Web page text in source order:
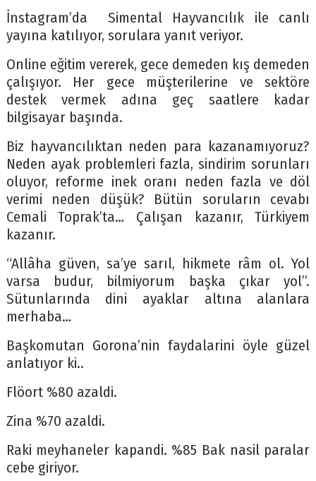
İnstagram’da Simental Hayvancılık ile canlı
yayına katılıyor, sorulara yanıt veriyor.
Online eğitim vererek, gece demeden kış demeden
çalışıyor. Her gece müşterilerine ve sektöre
destek vermek adına geç saatlere kadar
bilgisayar başında.
Biz hayvancılıktan neden para kazanamıyoruz?
Neden ayak problemleri fazla, sindirim sorunları
oluyor, reforme inek oranı neden fazla ve döl
verimi neden düşük? Bütün soruların cevabı
Cemali Toprak’ta… Çalışan kazanır, Türkiyem
kazanır.
“Allâha güven, sa’ye sarıl, hikmete râm ol. Yol
varsa budur, bilmiyorum başka çıkar yol”.
Sütunlarında dini ayaklar altına alanlara
merhaba…
Başkomutan Gorona’nin faydalarini öyle güzel
anlatıyor ki..
Flöort %80 azaldi.
Zina %70 azaldi.
Raki meyhaneler kapandi. %85 Bak nasil paralar
cebe giriyor.